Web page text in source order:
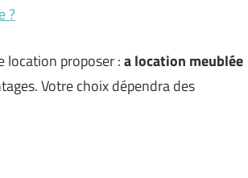
?
location proposer :a location meublée
Votre choix dépendra des